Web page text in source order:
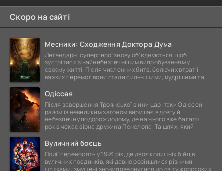
Скоро на сайті
Месники: Сходження Доктора Дума
Легендарні супергерої знову об'єднуються, щоб
зустрітися з найнебезпечнішим випробуванням у
своєму житті. Після численних битв, болючих втрат і
важких перемог вони стали сильнішими, мудрішими та
Одіссея
Після завершення Троянської війни цар Ітаки Одіссей
разом із невеликим загоном вирушає в довгу й
небезпечну подорож додому, де на нього вже багато
років чекає вірна дружина Пенелопа. Та шлях, який
Вуличний боєць
Події переносять у 1993 рік, де двоє колишніх бійців
вуличних поєдинків, які давно розійшлися різними
шляхами, змушені знову повернутися до світу жорстоких